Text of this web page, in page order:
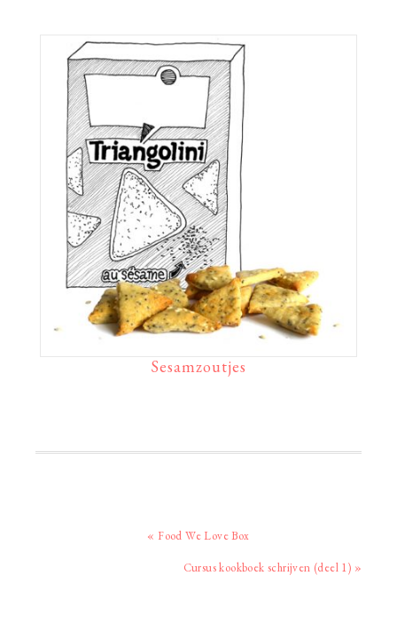
Sesamzoutjes
Vorig
« Food We Love Box
Volgend
Cursus kookboek schrijven (deel 1) »